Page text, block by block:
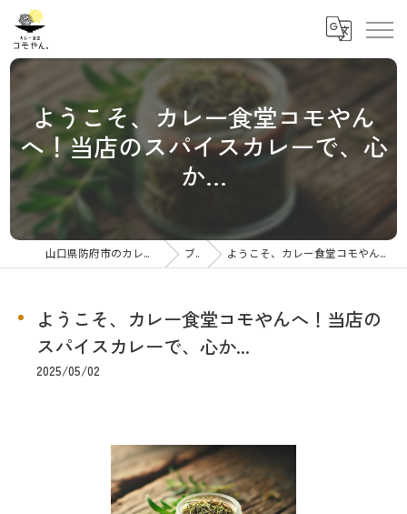
ようこそ、カレー食堂コモやん
へ！当店のスパイスカレーで、心
か...
山口県防府市のカレーならカレー食堂コモやん ブログ ようこそ、カレー食堂コモやんへ！当店のスパイスカレーで、心か...
ようこそ、カレー食堂コモやんへ！当店の
スパイスカレーで、心か...
2025/05/02